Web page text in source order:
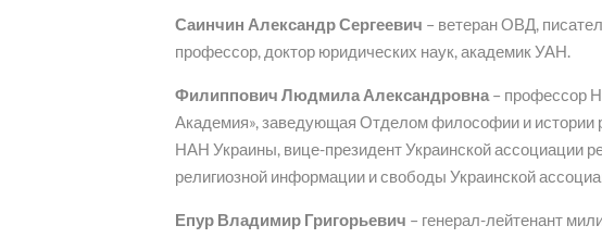
Саинчин Александр Сергеевич – ветеран ОВД,
профессор, доктор юридических наук, академик УАН.
Филиппович Людмила Александровна – профессор
Академия», заведующая Отделом философии и
НАН Украины, вице-президент Украинской ассоциации
религиозной информации и свободы Украинской
Епур Владимир Григорьевич – генерал-лейтенант